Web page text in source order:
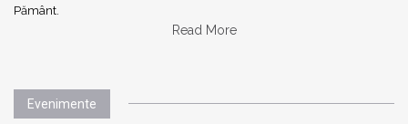
Pământ.
Read More
Evenimente